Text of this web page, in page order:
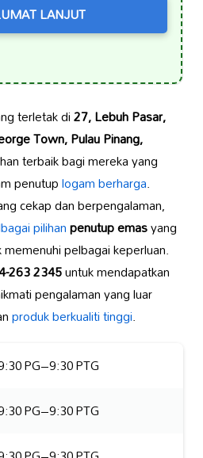
LANJUT
terletak di27, Lebuh Pasar,
Town, Pulau Pinang,
terbaik bagi mereka yang
penutuplogam berharga.
cekap dan berpengalaman,
pilihanpenutup emasyang
pelbagai keperluan.
263 2345untuk mendapatkan
pengalaman yang luar
produk berkualiti tinggi.
PG–9:30 PTG
PG–9:30 PTG